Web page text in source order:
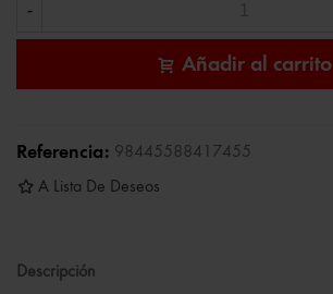
-
Añadir al carrito
Referencia: 98445588417455
A Lista De Deseos
Descripción